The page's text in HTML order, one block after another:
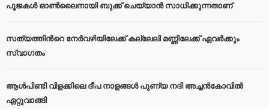
പൂജകൾ ഓൺലൈനായി ബുക്ക് ചെയ്യാൻ സാധിക്കുന്നതാണ്
സത്യത്തിന്‍റെ നേര്‍വഴിയിലേക്ക് കല്ലേലി മണ്ണിലേക്ക് ഏവർക്കും
സ്വാഗതം
ആൾപിണ്ടി വിളക്കിലെ ദീപ നാളങ്ങൾ പുണ്യ നദി അച്ചൻകോവിൽ
ഏറ്റുവാങ്ങി